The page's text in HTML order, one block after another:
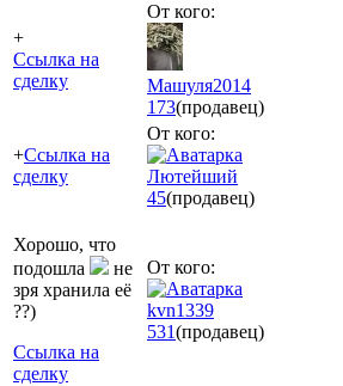
+
Ссылка на
сделку
От кого:
Машуля2014
173(продавец)
+Ссылка на
сделку
От кого:
Лютейший
45(продавец)
Хорошо, что
подошла
не
зря хранила её
??)
Ссылка на
сделку
От кого:
kvn1339
531(продавец)